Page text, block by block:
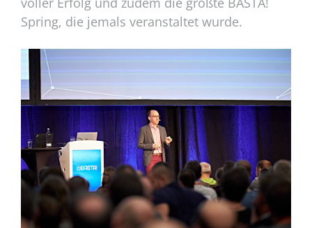
Spring, die jemals veranstaltet wurde.